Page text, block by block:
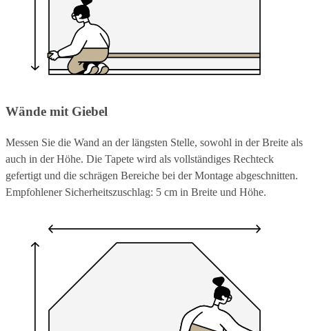
Wände mit Giebel
Messen Sie die Wand an der längsten Stelle, sowohl in der Breite als
auch in der Höhe. Die Tapete wird als vollständiges Rechteck
gefertigt und die schrägen Bereiche bei der Montage abgeschnitten.
Empfohlener Sicherheitszuschlag: 5 cm in Breite und Höhe.